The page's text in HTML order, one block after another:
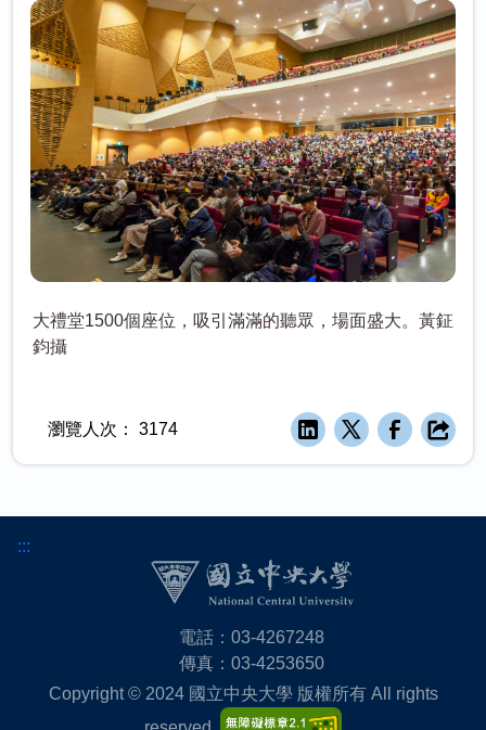
大禮堂1500個座位，吸引滿滿的聽眾，場面盛大。黃鉦
鈞攝
瀏覽人次： 3174
:::
電話：03-4267248
傳真：03-4253650
Copyright © 2024 國立中央大學 版權所有 All rights